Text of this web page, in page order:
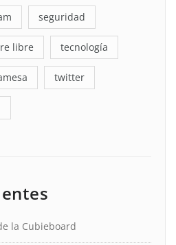
seguridad
libre tecnología
twitter
la Cubieboard